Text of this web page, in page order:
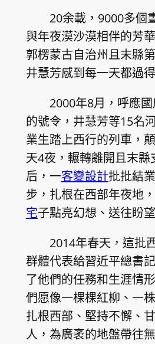
20余載，9000多
與年夜漠沙漠相伴的芳
郭楞蒙古自治州且末縣
井慧芳感到每一天都過
2000年8月，呼應
的號令，井慧芳等15名
業生踏上西行的列車，
天4夜，輾轉離開且末縣
后，一客變設計批批結
步，扎根在西部年夜地
宅子點亮幻想、送往盼望
2014年春天，這批
群體代表給習近平總書
了他們的任務和生涯情
們愿像一棵棵紅柳、一
扎根西部、堅持不懈、
人，為廣袤的地盤帶往